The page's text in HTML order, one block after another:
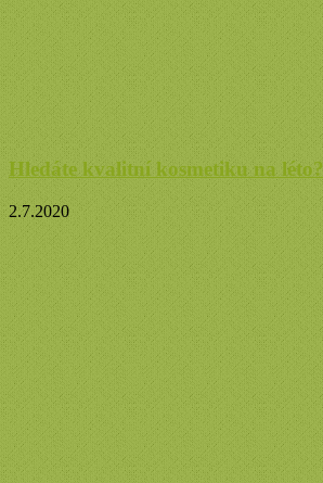
Hledáte kvalitní kosmetiku na
2.7.2020